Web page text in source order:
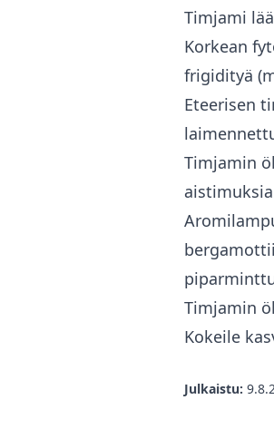
Timjami
Korkean
frigidityä
Eteerisen
Timjamin
Timjamin
Kokeile
Julkaistu: